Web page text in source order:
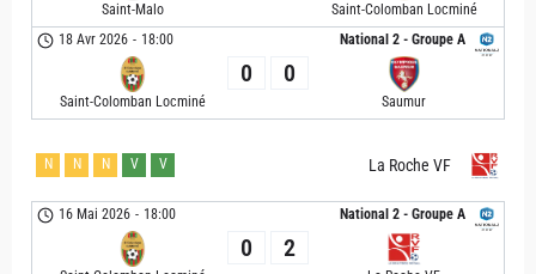
Saint-Malo
Saint-Colomban Locminé
National 2 - Groupe A
18 Avr 2026 - 18:00
Saint-Colomban Locminé
0 0
Saumur
La Roche VF
N N N V V
National 2 - Groupe A
16 Mai 2026 - 18:00
0 2